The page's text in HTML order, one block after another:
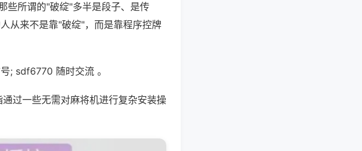
些所谓的"破绽"多半是段子、是传
从来不是靠"破绽"，而是靠程序控牌
; sdf6770 随时交流 。
过一些无需对麻将机进行复杂安装操